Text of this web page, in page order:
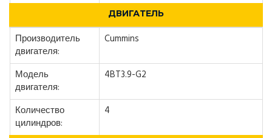
ДВИГАТЕЛЬ
Производитель
двигателя:
Cummins
Модель
двигателя:
4BT3.9-G2
Количество
цилиндров:
4